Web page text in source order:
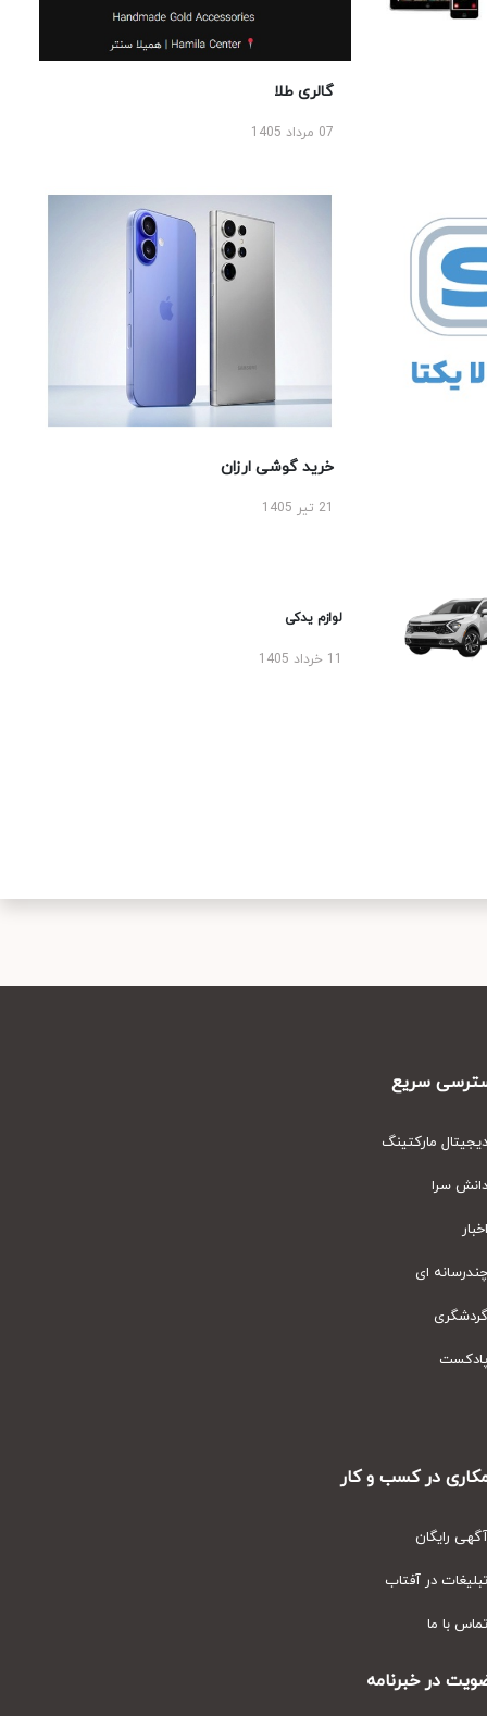
گالری طلا
07 مرداد 1405
خرید گوشی ارزان
لوازم یدکی
سریع
مارکتینگ
سرا
ای
در کسب و کار
رایگان
در آفتاب
با ما
در خبرنامه